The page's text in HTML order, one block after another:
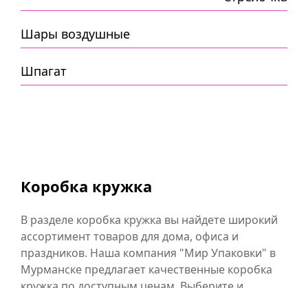
Шары воздушные
Шпагат
Коробка кружка
В разделе коробка кружка вы найдете широкий
ассортимент товаров для дома, офиса и
праздников. Наша компания "Мир Упаковки" в
Мурманске предлагает качественные коробка